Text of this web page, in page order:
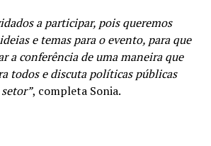
a participar, pois queremos
e temas para o evento, para que
a conferência de uma maneira que
todos e discuta políticas públicas
, completa Sonia.